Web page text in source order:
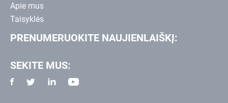
Apie mus
Taisyklės
PRENUMERUOKITE NAUJIENLAIŠKĮ:
SEKITE MUS: